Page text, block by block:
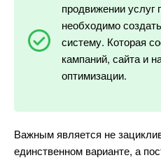
продвижении
необходимо
систему. Которая
кампаний, сайта и
оптимизации.
ажным является не
единственном варианте, а